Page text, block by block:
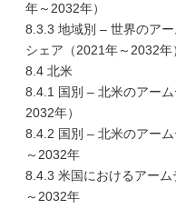
年～2032年）
8.3.3 地域別 – 世界のア
シェア（2021年～2032年
8.4 北米
8.4.1 国別 – 北米のアー
2032年）
8.4.2 国別 – 北米のアー
～2032年
8.4.3 米国におけるアー
～2032年